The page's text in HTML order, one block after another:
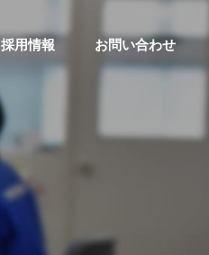
採用情報 お問い合わせ